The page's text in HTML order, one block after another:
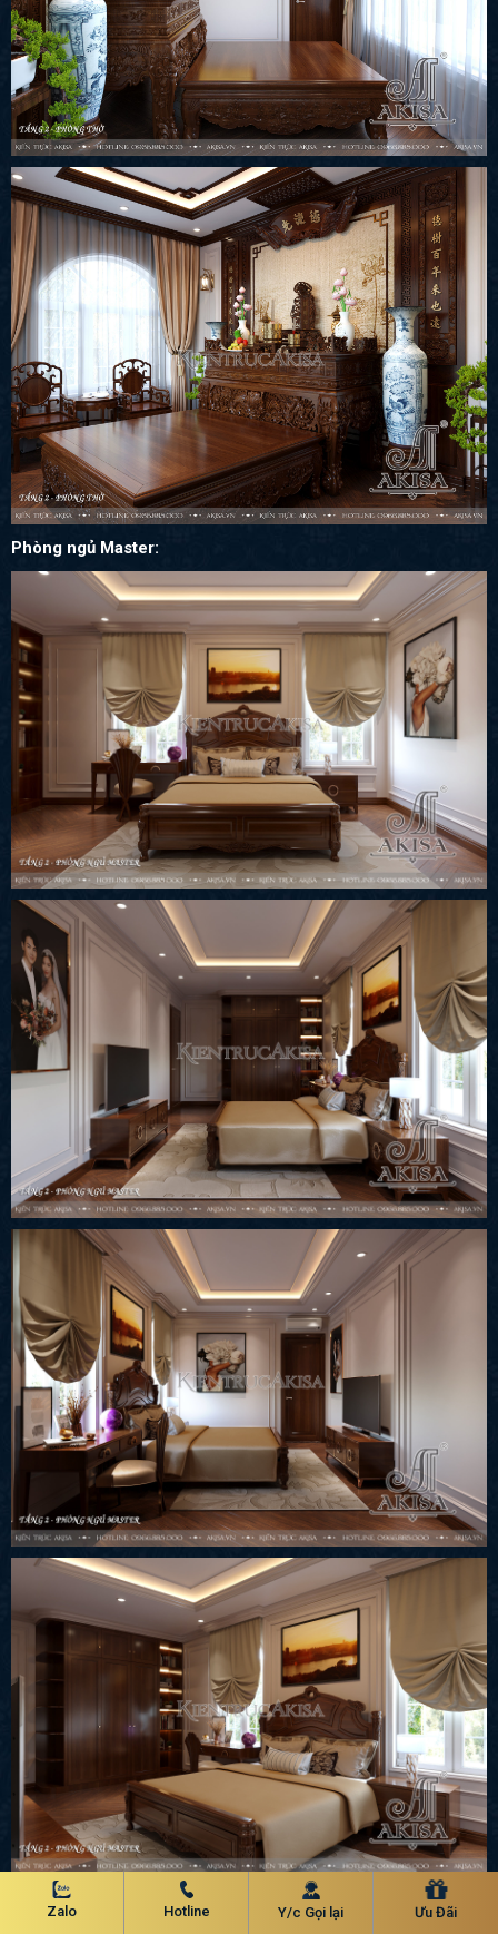
Phòng ngủ Master:
Phòng ngủ con trai:
Zalo Hotline Y/c Gọi lại Ưu Đãi